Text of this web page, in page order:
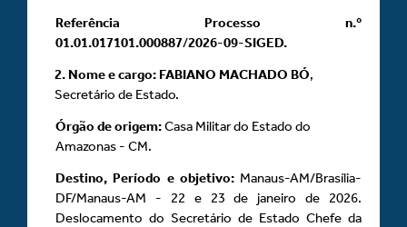
Referência Processo n.º
01.01.017101.000887/2026-09-SIGED.
2. Nome e cargo: FABIANO MACHADO BÓ,
Secretário de Estado.
Órgão de origem:Casa Militar do Estado do
Amazonas - CM.
Destino, Período e objetivo:Manaus-AM/Brasília-
DF/Manaus-AM - 22 e 23 de janeiro de 2026.
Deslocamento do Secretário de Estado Chefe da